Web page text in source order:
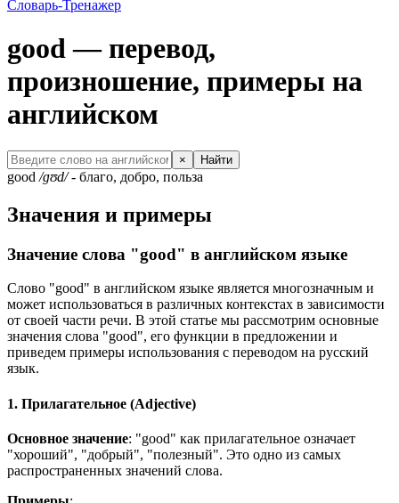
Словарь-Тренажер
good — перевод,
произношение, примеры на
английском
× Найти
good /ɡʊd/- благо, добро, польза
Значения и примеры
Значение слова "good" в английском языке
Слово "good" в английском языке является многозначным и
может использоваться в различных контекстах в зависимости
от своей части речи. В этой статье мы рассмотрим основные
значения слова "good", его функции в предложении и
приведем примеры использования с переводом на русский
язык.
1. Прилагательное (Adjective)
Основное значение: "good" как прилагательное означает
"хороший", "добрый", "полезный". Это одно из самых
распространенных значений слова.